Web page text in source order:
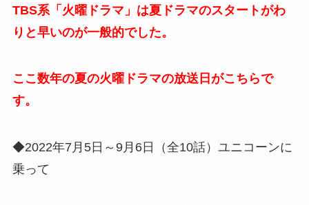
TBS系「火曜ドラマ」は夏ドラマのスタートがわ
りと早いのが一般的でした。
ここ数年の夏の火曜ドラマの放送日がこちらで
す。
◆2022年7月5日～9月6日（全10話）ユニコーンに
乗って